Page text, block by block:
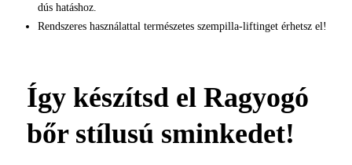
dús hatáshoz.
Rendszeres használattal természetes szempilla-liftinget érhetsz el!
Így készítsd el Ragyogó
bőr stílusú sminkedet!